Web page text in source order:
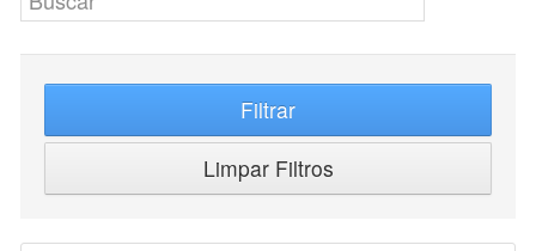
Filtrar
Limpar Filtros